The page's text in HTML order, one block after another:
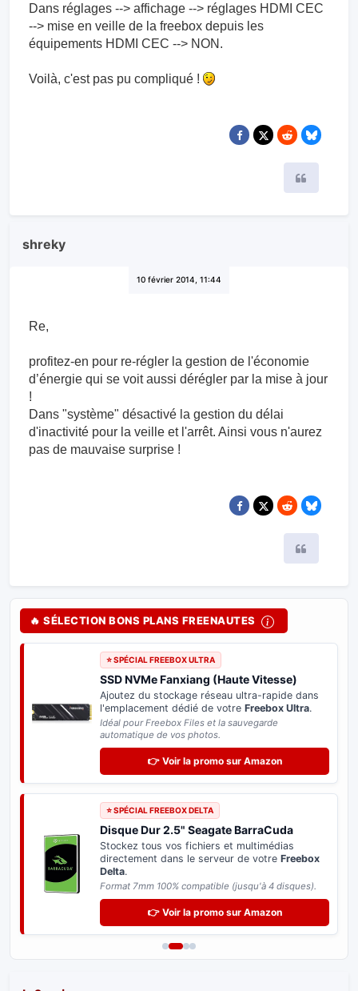
Dans réglages --> affichage --> réglages HDMI CEC
--> mise en veille de la freebox depuis les
équipements HDMI CEC --> NON.
Voilà, c'est pas pu compliqué !
shreky
10 février 2014, 11:44
Re,
profitez-en pour re-régler la gestion de l'économie
d’énergie qui se voit aussi dérégler par la mise à jour
!
Dans "système" désactivé la gestion du délai
d'inactivité pour la veille et l'arrêt. Ainsi vous n'aurez
pas de mauvaise surprise !
🔥 SÉLECTION BONS PLANS FREENAUTES
⭐ SPÉCIAL FREEBOX ULTRA
SSD NVMe Fanxiang (Haute Vitesse)
Ajoutez du stockage réseau ultra-rapide dans
l'emplacement dédié de votre Freebox Ultra.
Idéal pour Freebox Files et la sauvegarde
automatique de vos photos.
👉 Voir la promo sur Amazon
⭐ SPÉCIAL FREEBOX DELTA
Disque Dur 2.5" Seagate BarraCuda
Stockez tous vos fichiers et multimédias
directement dans le serveur de votre Freebox
Delta.
Format 7mm 100% compatible (jusqu'à 4 disques).
👉 Voir la promo sur Amazon